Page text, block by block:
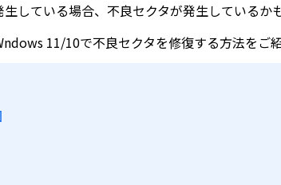
している場合、不良セクタが発生しているか
11/10で不良セクタを修復する方法をご紹